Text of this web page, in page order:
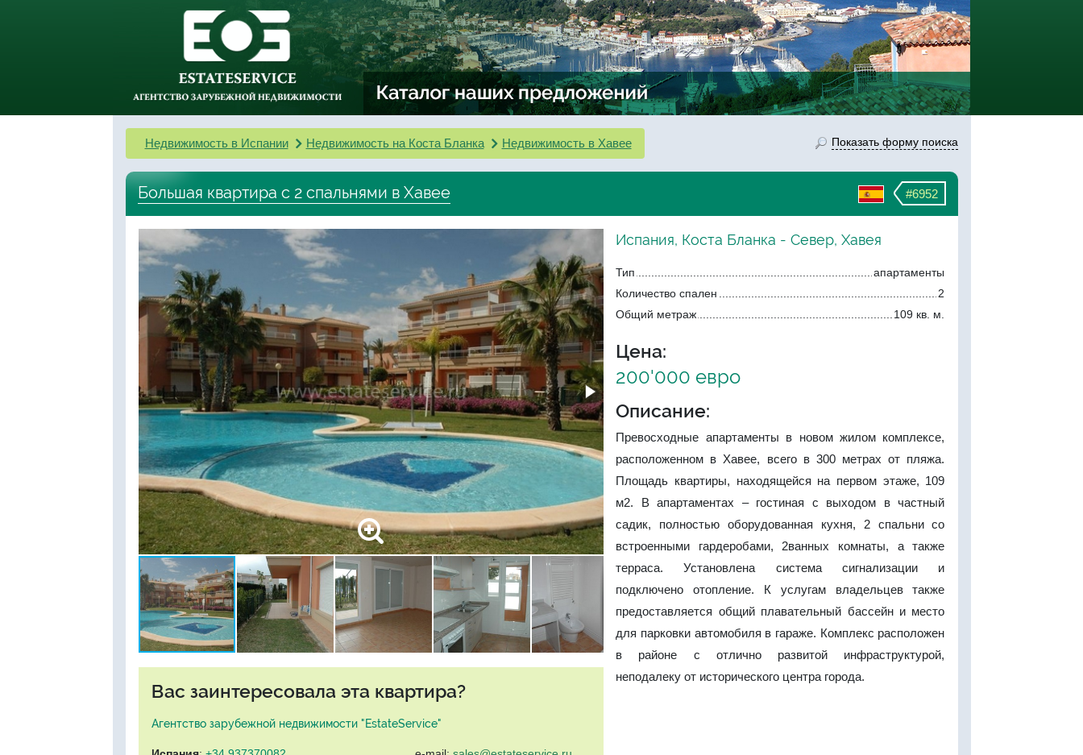
Недвижимость в Испании Недвижимость на Коста Бланка Недвижимость в Хавее Показать форму поиска
#6952
Большая квартира с 2 спальнями в Хавее
Вас заинтересовала эта квартира?
Агентство зарубежной недвижимости "EstateService"
Испания, Коста Бланка - Север, Хавея
Тип
апартаменты
Количество спален
2
Общий метраж
109 кв. м.
Цена:
200'000 евро
Описание:
Превосходные апартаменты в новом жилом комплексе,
расположенном в Хавее, всего в 300 метрах от пляжа.
Площадь квартиры, находящейся на первом этаже, 109
м2. В апартаментах – гостиная с выходом в частный
садик, полностью оборудованная кухня, 2 спальни со
встроенными гардеробами, 2ванных комнаты, а также
терраса. Установлена система сигнализации и
подключено отопление. К услугам владельцев также
предоставляется общий плавательный бассейн и место
для парковки автомобиля в гараже. Комплекс расположен
в районе с отлично развитой инфраструктурой,
неподалеку от исторического центра города.